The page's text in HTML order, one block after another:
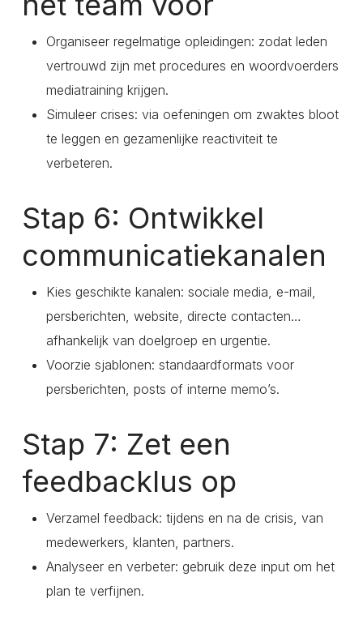
Organiseer regelmatige opleidingen: zodat leden
vertrouwd zijn met procedures en woordvoerders
mediatraining krijgen.
Simuleer crises: via oefeningen om zwaktes bloot
te leggen en gezamenlijke reactiviteit te
verbeteren.
Stap 6: Ontwikkel
communicatiekanalen
Kies geschikte kanalen: sociale media, e-mail,
persberichten, website, directe contacten…
afhankelijk van doelgroep en urgentie.
Voorzie sjablonen: standaardformats voor
persberichten, posts of interne memo’s.
Stap 7: Zet een
feedbacklus op
Verzamel feedback: tijdens en na de crisis, van
medewerkers, klanten, partners.
Analyseer en verbeter: gebruik deze input om het
plan te verfijnen.